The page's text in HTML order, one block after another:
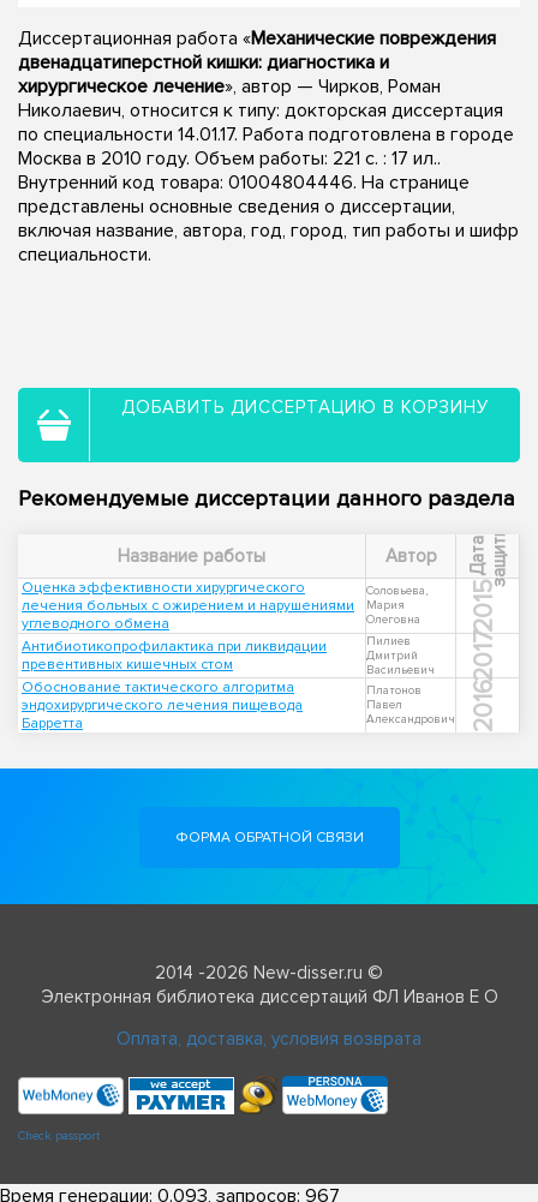
Диссертационная работа «Механические повреждения
двенадцатиперстной кишки: диагностика и
хирургическое лечение», автор — Чирков, Роман
Николаевич, относится к типу: докторская диссертация
по специальности 14.01.17. Работа подготовлена в городе
Москва в 2010 году. Объем работы: 221 с. : 17 ил..
Внутренний код товара: 01004804446. На странице
представлены основные сведения о диссертации,
включая название, автора, год, город, тип работы и шифр
специальности.
ДОБАВИТЬ ДИССЕРТАЦИЮ В КОРЗИНУ
Рекомендуемые диссертации данного раздела
Название работы Автор Д
а
т
а
з
а
щ
и
т ы
Оценка эффективности хирургического
лечения больных с ожирением и нарушениями
углеводного обмена
Соловьева,
Мария
Олеговна
2015
Антибиотикопрофилактика при ликвидации
превентивных кишечных стом
Пилиев
Дмитрий
Васильевич
2017
Обоснование тактического алгоритма
эндохирургического лечения пищевода
Барретта
Платонов
Павел
Александрович
2016
ФОРМА ОБРАТНОЙ СВЯЗИ
2014 -2026 New-disser.ru ©
Электронная библиотека диссертаций ФЛ Иванов Е О
Оплата, доставка, условия возврата
Check passport
Время генерации: 0.093, запросов: 967